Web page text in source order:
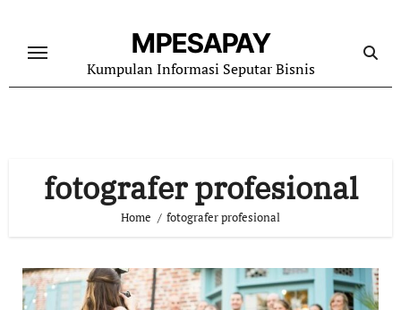
content
MPESAPAY
Kumpulan Informasi Seputar Bisnis
fotografer profesional
Home fotografer profesional